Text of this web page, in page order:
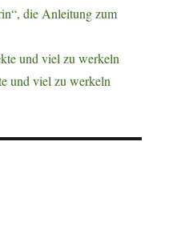
die Anleitung zum
und viel zu werkeln
und viel zu werkeln